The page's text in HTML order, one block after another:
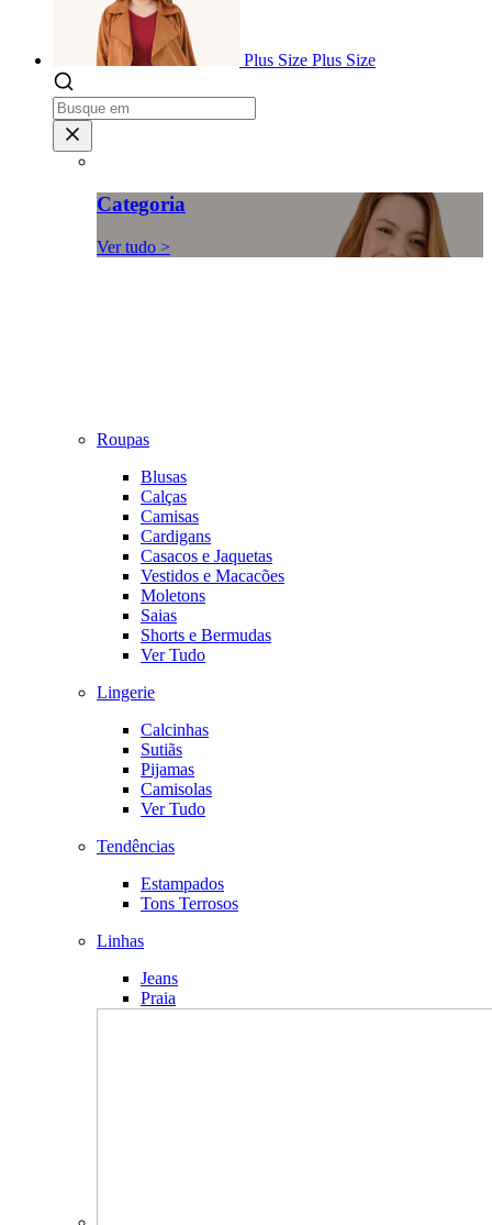
Plus Size Plus Size
Categoria
Ver tudo >
Roupas
Blusas
Calças
Camisas
Cardigans
Casacos e Jaquetas
Vestidos e Macacões
Moletons
Saias
Shorts e Bermudas
Ver Tudo
Lingerie
Calcinhas
Sutiãs
Pijamas
Camisolas
Ver Tudo
Tendências
Estampados
Tons Terrosos
Linhas
Jeans
Praia